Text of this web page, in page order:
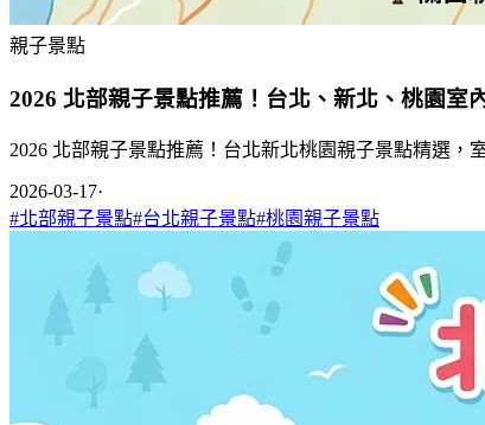
親子景點
2026 北部親子景點推薦！台北、新北、桃園室
2026 北部親子景點推薦！台北新北桃園親子景點精選
2026-03-17·
#北部親子景點#台北親子景點#桃園親子景點